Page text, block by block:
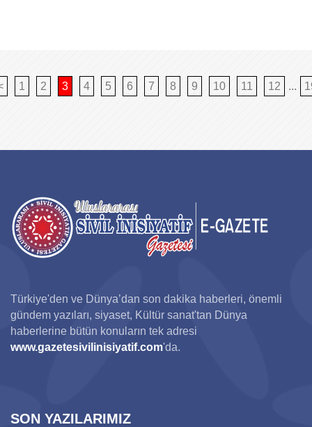
1 2 3 4 5 6 7 8 9 10 11 12 ...
Türkiye'den ve Dünya’dan son dakika haberleri, önemli
gündem yazıları, siyaset, Kültür sanat'tan Dünya
haberlerine bütün konuların tek adresi
www.gazetesivilinisiyatif.com'da.
SON YAZILARIMIZ